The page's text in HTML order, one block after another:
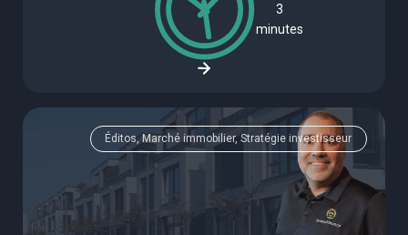
3
minutes
Éditos, Marché immobilier, Stratégie investisseur